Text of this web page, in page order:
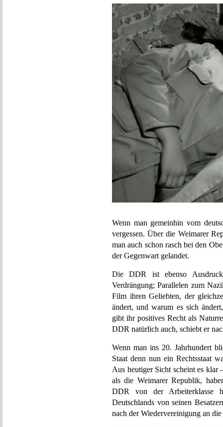
Wenn man gemeinhin vom
vergessen. Über die Weimarer
man auch schon rasch bei den
der Gegenwart gelandet.
Die DDR ist ebenso Ausdruck
Verdrängung; Parallelen zum
Film ihren Geliebten, der
ändert, und warum es sich
gibt ihr positives Recht als
DDR natürlich auch, schiebt er
Wenn man ins 20. Jahrhundert
Staat denn nun ein Rechtsstaat
Aus heutiger Sicht scheint es klar
als die Weimarer Republik,
DDR von der Arbeiterklasse
Deutschlands von seinen
nach der Wiedervereinigung an